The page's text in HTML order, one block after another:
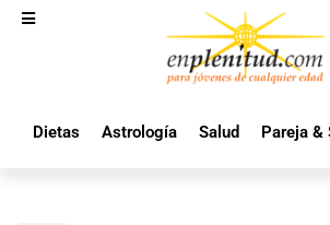
Dietas Astrología Salud Pareja &